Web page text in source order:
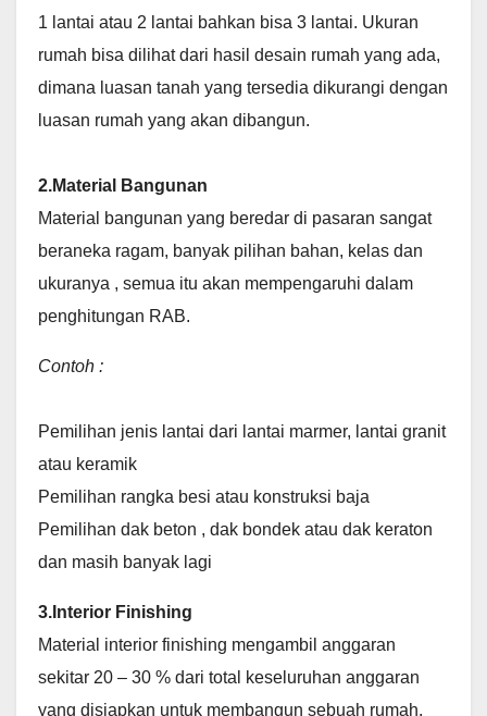
1 lantai atau 2 lantai bahkan bisa 3 lantai. Ukuran
rumah bisa dilihat dari hasil desain rumah yang ada,
dimana luasan tanah yang tersedia dikurangi dengan
luasan rumah yang akan dibangun.
2.Material Bangunan
Material bangunan yang beredar di pasaran sangat
beraneka ragam, banyak pilihan bahan, kelas dan
ukuranya , semua itu akan mempengaruhi dalam
penghitungan RAB.
Contoh :
Pemilihan jenis lantai dari lantai marmer, lantai granit
atau keramik
Pemilihan rangka besi atau konstruksi baja
Pemilihan dak beton , dak bondek atau dak keraton
dan masih banyak lagi
3.Interior Finishing
Material interior finishing mengambil anggaran
sekitar 20 – 30 % dari total keseluruhan anggaran
yang disiapkan untuk membangun sebuah rumah.